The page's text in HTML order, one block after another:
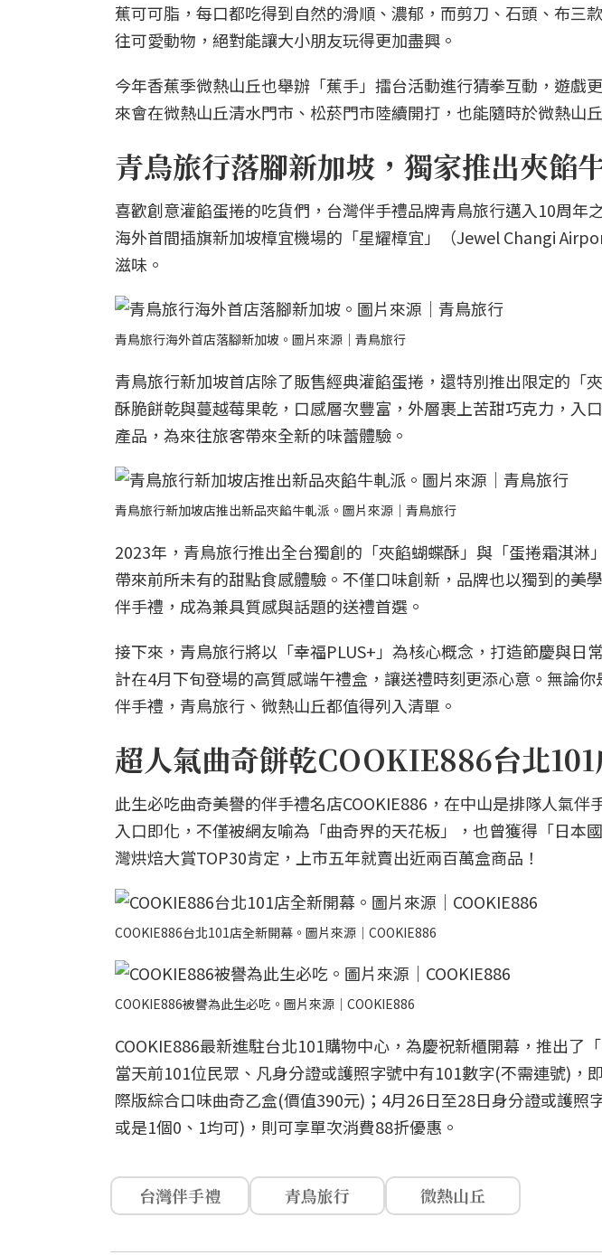
蕉可可脂，每口都吃得到自然的滑順、濃郁，而剪刀、石頭、布三
往可愛動物，絕對能讓大小朋友玩得更加盡興。
今年香蕉季微熱山丘也舉辦「蕉手」擂台活動進行猜拳互動，遊戲
來會在微熱山丘清水門市、松菸門市陸續開打，也能隨時於微熱山
青鳥旅行落腳新加坡，獨家推出夾餡
喜歡創意灌餡蛋捲的吃貨們，台灣伴手禮品牌青鳥旅行邁入10周年
海外首間插旗新加坡樟宜機場的「星耀樟宜」（Jewel Changi
滋味。
青鳥旅行海外首店落腳新加坡。圖片來源｜青鳥旅行
青鳥旅行新加坡首店除了販售經典灌餡蛋捲，還特別推出限定的「
酥脆餅乾與蔓越莓果乾，口感層次豐富，外層裹上苦甜巧克力，入
產品，為來往旅客帶來全新的味蕾體驗。
青鳥旅行新加坡店推出新品夾餡牛軋派。圖片來源｜青鳥旅行
2023年，青鳥旅行推出全台獨創的「夾餡蝴蝶酥」與「蛋捲霜淇淋
帶來前所未有的甜點食感體驗。不僅口味創新，品牌也以獨到的美
伴手禮，成為兼具質感與話題的送禮首選。
接下來，青鳥旅行將以「幸福PLUS+」為核心概念，打造節慶與日
計在4月下旬登場的高質感端午禮盒，讓送禮時刻更添心意。無論
伴手禮，青鳥旅行、微熱山丘都值得列入清單。
超人氣曲奇餅乾COOKIE886台北
此生必吃曲奇美譽的伴手禮名店COOKIE886，在中山是排隊人氣伴
入口即化，不僅被網友喻為「曲奇界的天花板」，也曾獲得「日本
灣烘焙大賞TOP30肯定，上市五年就賣出近兩百萬盒商品！
COOKIE886台北101店全新開幕。圖片來源｜COOKIE886
COOKIE886被譽為此生必吃。圖片來源｜COOKIE886
COOKIE886最新進駐台北101購物中心，為慶祝新櫃開幕，推出了
當天前101位民眾、凡身分證或護照字號中有101數字(不需連號)，
際版綜合口味曲奇乙盒(價值390元)；4月26日至28日身分證或護照
或是1個0、1均可)，則可享單次消費88折優惠。
台灣伴手禮 青鳥旅行 微熱山丘